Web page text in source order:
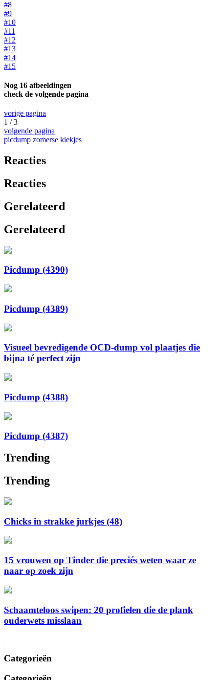
#8
#9
#10
#11
#12
#13
#14
#15
Nog 16 afbeeldingen
check de volgende pagina
vorige pagina
1 / 3
volgende pagina
picdump zomerse kiekjes
Reacties
Reacties
Gerelateerd
Gerelateerd
Picdump (4390)
Picdump (4389)
Visueel bevredigende OCD-dump vol plaatjes die
bijna té perfect zijn
Picdump (4388)
Picdump (4387)
Trending
Trending
Chicks in strakke jurkjes (48)
15 vrouwen op Tinder die preciés weten waar ze
naar op zoek zijn
Schaamteloos swipen: 20 profielen die de plank
ouderwets misslaan
Categorieën